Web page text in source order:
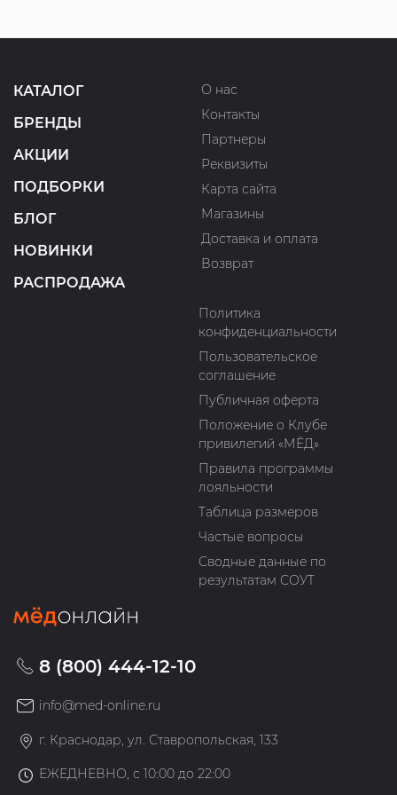
КАТАЛОГ
БРЕНДЫ
АКЦИИ
ПОДБОРКИ
БЛОГ
НОВИНКИ
РАСПРОДАЖА
О нас
Контакты
Партнеры
Реквизиты
Карта сайта
Магазины
Доставка и оплата
Возврат
Политика
конфиденциальности
Пользовательское
соглашение
Публичная оферта
Положение о Клубе
привилегий «МЁД»
Правила программы
лояльности
Таблица размеров
Частые вопросы
Сводные данные по
результатам СОУТ
8 (800) 444-12-10
info@med-online.ru
г. Краснодар, ул. Ставропольская, 133
ЕЖЕДНЕВНО, с 10:00 до 22:00